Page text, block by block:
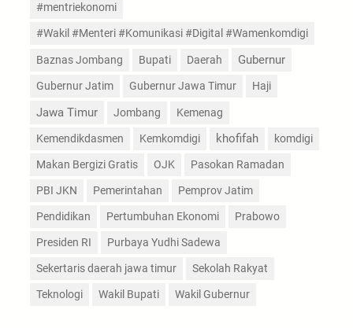
#mentriekonomi
#Wakil #Menteri #Komunikasi #Digital #Wamenkomdigi
Baznas Jombang Bupati Daerah Gubernur
Gubernur Jatim Gubernur Jawa Timur Haji
Jawa Timur Jombang Kemenag
Kemendikdasmen Kemkomdigi khofifah komdigi
Makan Bergizi Gratis OJK Pasokan Ramadan
PBI JKN Pemerintahan Pemprov Jatim
Pendidikan Pertumbuhan Ekonomi Prabowo
Presiden RI Purbaya Yudhi Sadewa
Sekertaris daerah jawa timur Sekolah Rakyat
Teknologi Wakil Bupati Wakil Gubernur